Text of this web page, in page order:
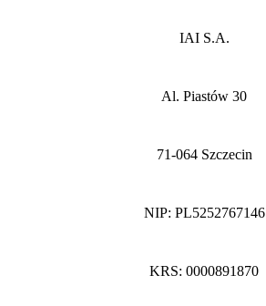
IAI S.A.
Al. Piastów 30
71-064 Szczecin
NIP: PL5252767146
KRS: 0000891870